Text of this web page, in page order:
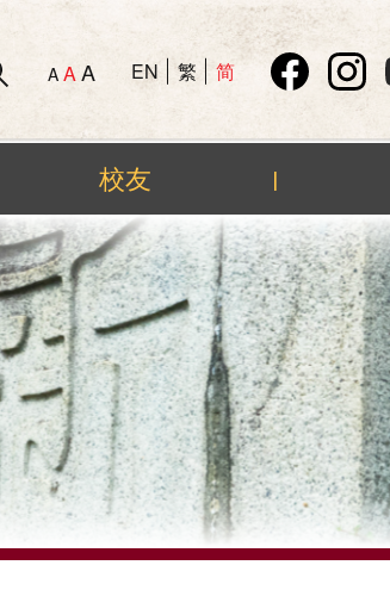
A AA EN 繁 简
校友 |